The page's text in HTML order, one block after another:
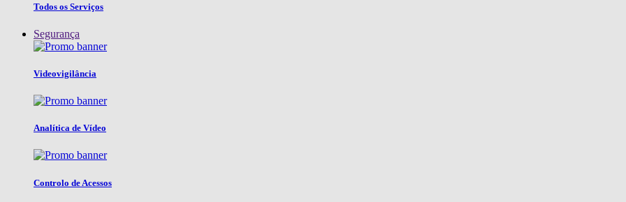
Todos os Serviços
Segurança
Videovigilância
Analítica de Vídeo
Controlo de Acessos